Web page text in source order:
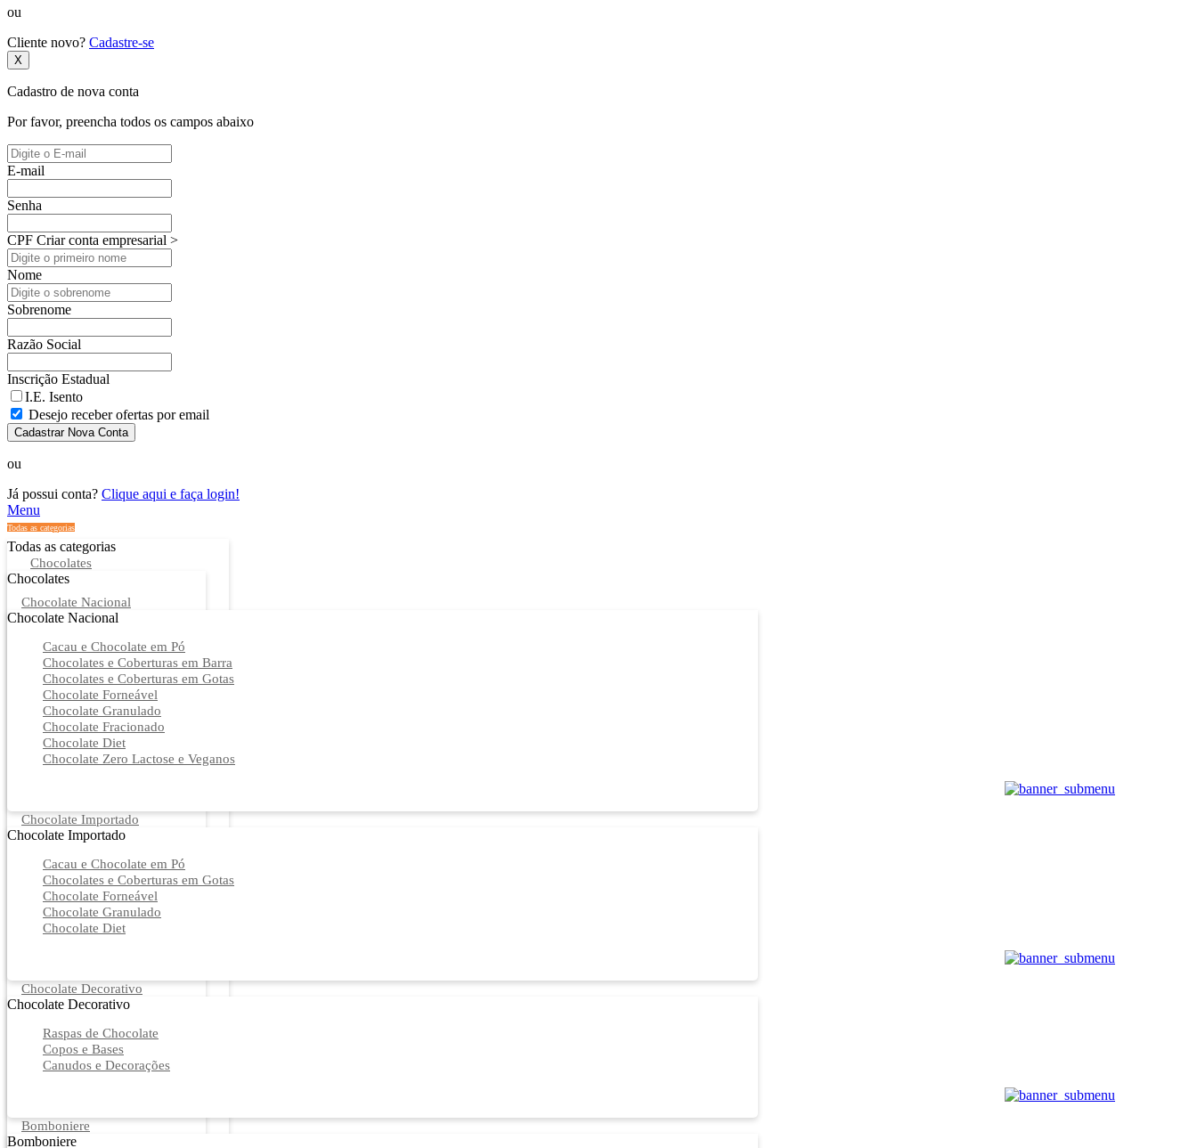
ou
Cliente novo? Cadastre-se
X
Cadastro de nova conta
Por favor, preencha todos os campos abaixo
E-mail
Senha
CPF Criar conta empresarial >
Nome
Sobrenome
Razão Social
Inscrição Estadual
I.E. Isento
Desejo receber ofertas por email
Cadastrar Nova Conta
ou
Já possui conta? Clique aqui e faça login!
Menu
Todas as categorias
Todas as categorias
Chocolates
Chocolates
Chocolate Nacional
Chocolate Nacional
Cacau e Chocolate em Pó
Chocolates e Coberturas em Barra
Chocolates e Coberturas em Gotas
Chocolate Forneável
Chocolate Granulado
Chocolate Fracionado
Chocolate Diet
Chocolate Zero Lactose e Veganos
Chocolate Importado
Chocolate Importado
Cacau e Chocolate em Pó
Chocolates e Coberturas em Gotas
Chocolate Forneável
Chocolate Granulado
Chocolate Diet
Chocolate Decorativo
Chocolate Decorativo
Raspas de Chocolate
Copos e Bases
Canudos e Decorações
Bomboniere
Bomboniere